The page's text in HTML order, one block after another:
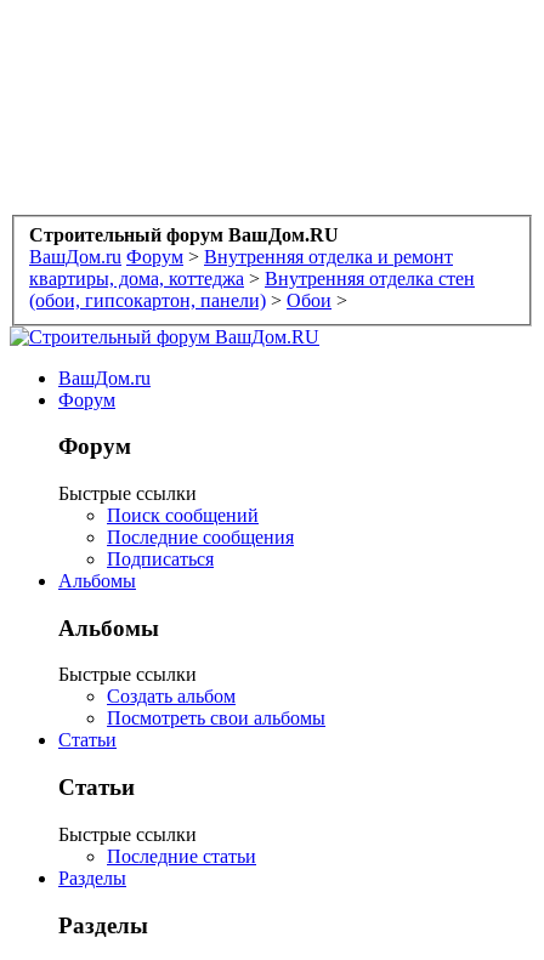
Строительный форум ВашДом.RU
ВашДом.ru Форум > Внутренняя отделка и ремонт
квартиры, дома, коттеджа > Внутренняя отделка стен
(обои, гипсокартон, панели) > Обои >
ВашДом.ru
Форум
Форум
Быстрые ссылки
Поиск сообщений
Последние сообщения
Подписаться
Альбомы
Альбомы
Быстрые ссылки
Создать альбом
Посмотреть свои альбомы
Статьи
Статьи
Быстрые ссылки
Последние статьи
Разделы
Разделы